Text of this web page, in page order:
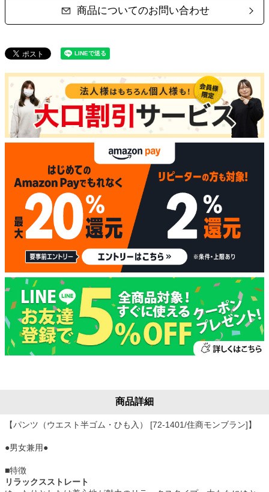
商品についてのお問い合わせ
商品詳細
【パンツ（ウエスト半ゴム・ひも入） [72-1401/住商モンブラン]】
●男女兼用●
■特徴
リラックスストレート